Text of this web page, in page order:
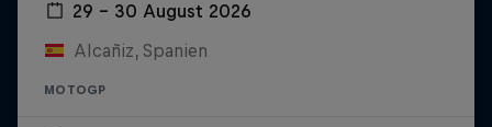
29 – 30 August 2026
Alcañiz, Spanien
MOTOGP